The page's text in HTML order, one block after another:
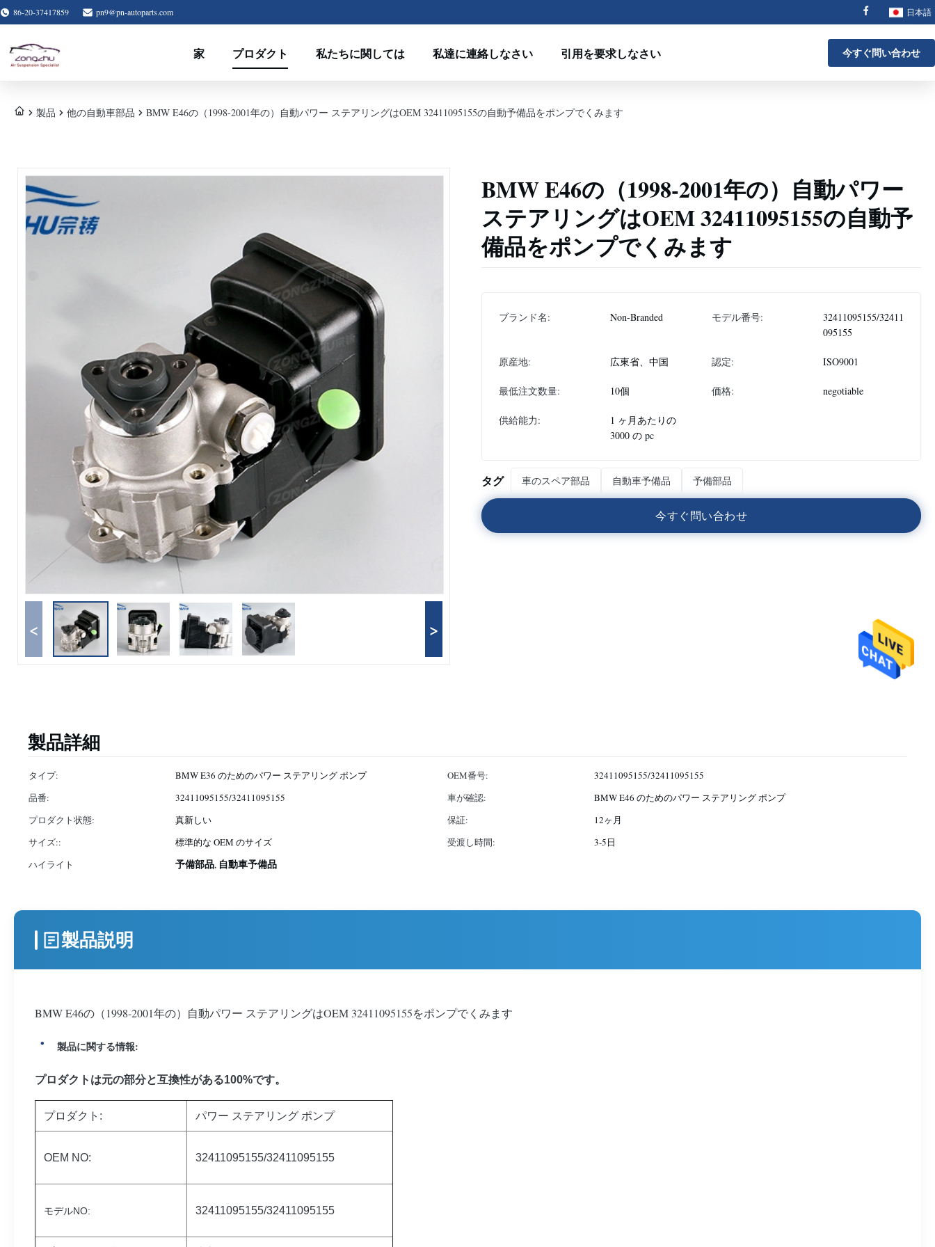
86-20-37417859 pn9@pn-autoparts.com 日本語
家 プロダクト 私たちに関しては 私達に連絡しなさい 引用を要求しなさい 今すぐ問い合わせ
製品 他の自動車部品 BMW E46の（1998-2001年の）自動パワー ステアリングはOEM 32411095155の自動予備品をポンプでくみます
< >
BMW E46の（1998-2001年の）自動パワー
ステアリングはOEM 32411095155の自動予
備品をポンプでくみます
ブランド名: Non-Branded モデル番号:
32411095155/32411
095155
原産地: 広東省、中国 認定: ISO9001
最低注文数量: 10個 価格: negotiable
供給能力:
1 ヶ月あたりの
3000 の pc
タグ 車のスペア部品 自動車予備品 予備部品
今すぐ問い合わせ
製品詳細
タイプ: BMW E36 のためのパワー ステアリング ポンプ OEM番号:
32411095155/32411095155
品番:
32411095155/32411095155 車が確認:
BMW E46 のためのパワー ステアリング ポンプ
プロダクト状態:
真新しい 保証:
12ヶ月
サイズ::
標準的な OEM のサイズ 受渡し時間:
3-5日
ハイライト
予備部品, 自動車予備品
製品説明
BMW E46の（1998-2001年の）自動パワー ステアリングはOEM 32411095155をポンプでくみます
製品に関する情報:
プロダクトは元の部分と互換性がある100%です。
プロダクト: パワー ステアリング ポンプ
OEM NO: 32411095155/32411095155
モデルNO: 32411095155/32411095155